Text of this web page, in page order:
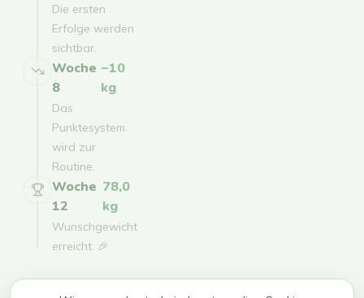
Die ersten
Erfolge werden
sichtbar.
Woche
8
−10
kg
Das
Punktesystem
wird zur
Routine.
Woche
12
78,0
kg
Wunschgewicht
erreicht. 🎉